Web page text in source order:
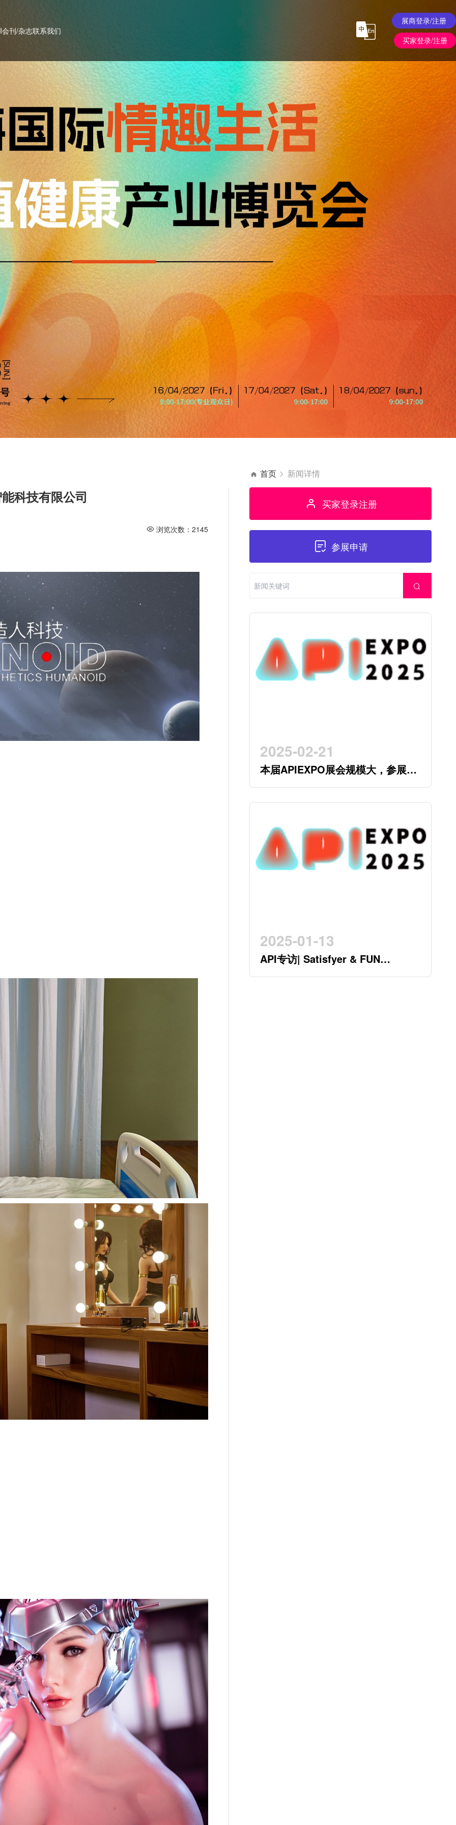
会刊/杂志联系我们
展商登录/注册
买家登录/注册
首页 新闻详情
科技有限公司
浏览次数： 2145
买家登录注册
参展申请
2025-02-21
本届APIEXPO展会规模大，参展企
业多，参观观众多，看展时间紧，
怎么办？
2025-01-13
API专访| Satisfyer & FUN
FACTORY 开创行业新时代的德系